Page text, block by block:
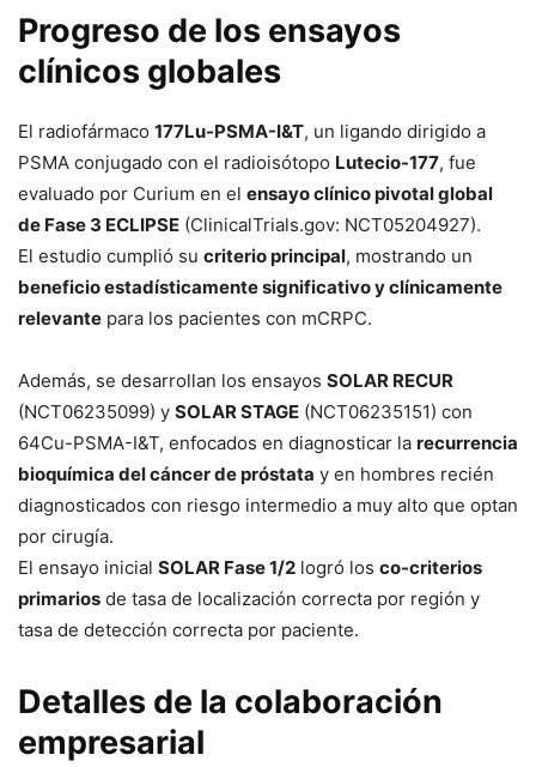
Progreso de los ensayos
clínicos globales
El radiofármaco 177Lu-PSMA-I&T, un ligando dirigido a
PSMA conjugado con el radioisótopo Lutecio-177, fue
evaluado por Curium en el ensayo clínico pivotal global
de Fase 3 ECLIPSE (ClinicalTrials.gov: NCT05204927).
El estudio cumplió su criterio principal, mostrando un
beneficio estadísticamente significativo y clínicamente
relevante para los pacientes con mCRPC.
Además, se desarrollan los ensayos SOLAR RECUR
(NCT06235099) y SOLAR STAGE (NCT06235151) con
64Cu-PSMA-I&T, enfocados en diagnosticar la recurrencia
bioquímica del cáncer de próstata y en hombres recién
diagnosticados con riesgo intermedio a muy alto que optan
por cirugía.
El ensayo inicial SOLAR Fase 1/2 logró los co-criterios
primarios de tasa de localización correcta por región y
tasa de detección correcta por paciente.
Detalles de la colaboración
empresarial